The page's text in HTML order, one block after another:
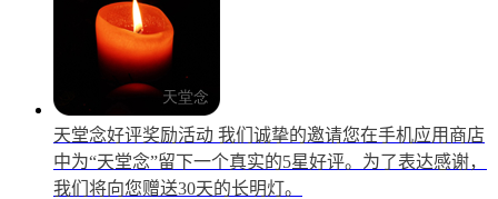
天堂念好评奖励活动 我们诚挚的邀请您在手机应用商店
中为“天堂念”留下一个真实的5星好评。为了表达感谢，
我们将向您赠送30天的长明灯。